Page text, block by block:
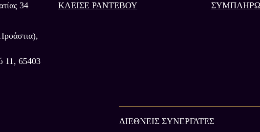
34
11, 65403
ΚΛΕΙΣΕ ΡΑΝΤΕΒΟΥ
ΔΙΕΘΝΕΙΣ ΣΥΝΕΡΓΑΤΕΣ